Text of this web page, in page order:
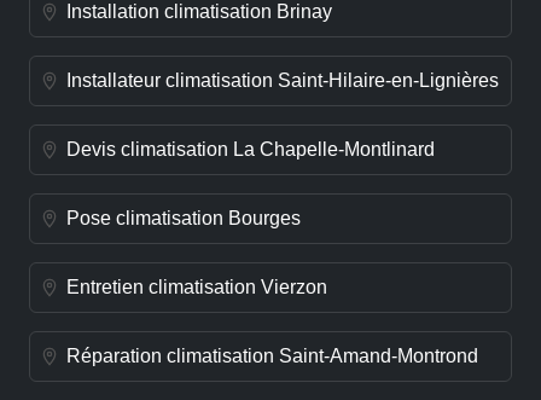
Installation climatisation Brinay
Installateur climatisation Saint-Hilaire-en-Lignières
Devis climatisation La Chapelle-Montlinard
Pose climatisation Bourges
Entretien climatisation Vierzon
Réparation climatisation Saint-Amand-Montrond